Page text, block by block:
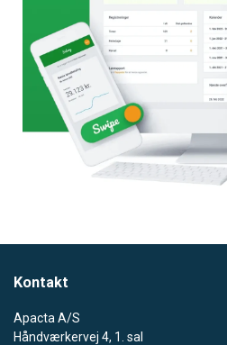
Kontakt
Apacta A/S
Håndværkervej 4, 1. sal